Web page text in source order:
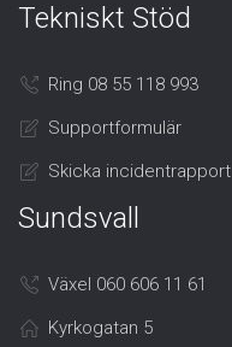
Tekniskt Stöd
Ring 08 55 118 993
Supportformulär
Skicka incidentrapport
Sundsvall
Växel 060 606 11 61
Kyrkogatan 5